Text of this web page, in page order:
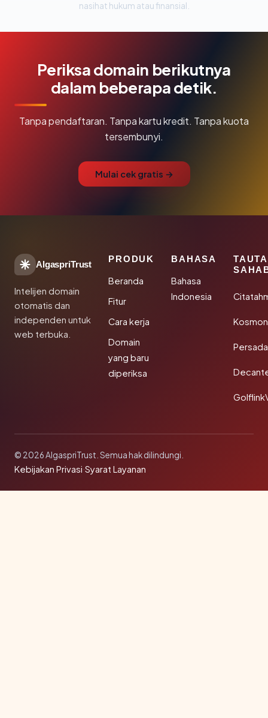
nasihat hukum atau finansial.
Periksa domain berikutnya
dalam beberapa detik.
Tanpa pendaftaran. Tanpa kartu kredit. Tanpa kuota
tersembunyi.
Mulai cek gratis →
AlgaspriTrust
Intelijen domain
otomatis dan
independen untuk
web terbuka.
PRODUK
Beranda
Fitur
Cara kerja
Domain
yang baru
diperiksa
BAHASA
Bahasa
Indonesia
© 2026 AlgaspriTrust. Semua hak dilindungi.
Kebijakan Privasi·Syarat Layanan